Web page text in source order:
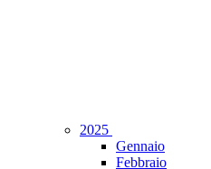
2025
Gennaio
Febbraio